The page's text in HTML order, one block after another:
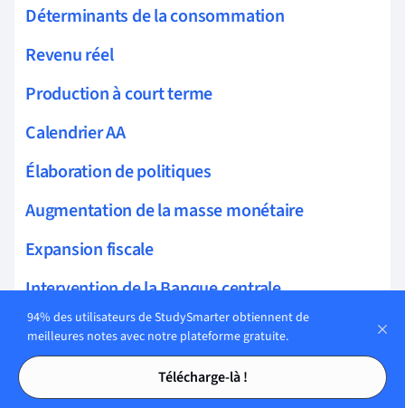
Tables des matières
Tables des matières
Déterminants de la consommation
Revenu réel
Production à court terme
Calendrier AA
Élaboration de politiques
Augmentation de la masse monétaire
Expansion fiscale
Intervention de la Banque centrale
Changements des taux de change
Équilibre extérieur
94% des utilisateurs de StudySmarter obtiennent de
meilleures notes avec notre plateforme gratuite.
Télécharge-là !